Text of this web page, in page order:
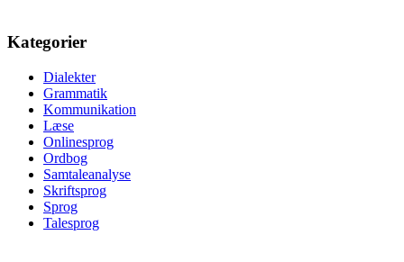
Kategorier
Dialekter
Grammatik
Kommunikation
Læse
Onlinesprog
Ordbog
Samtaleanalyse
Skriftsprog
Sprog
Talesprog